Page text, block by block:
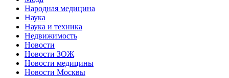
Народная медицина
Наука
Наука и техника
Недвижимость
Новости
Новости ЗОЖ
Новости медицины
Новости Москвы